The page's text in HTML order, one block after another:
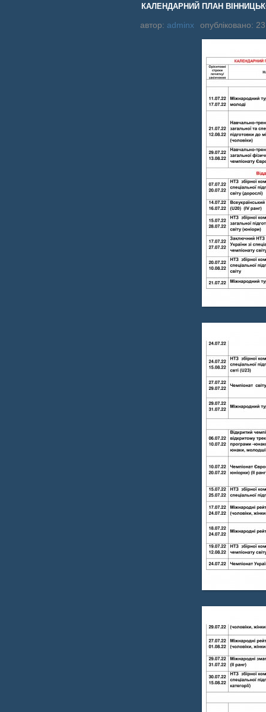
КАЛЕНДАРНИЙ ПЛАН
автор: adminx опубліковано: